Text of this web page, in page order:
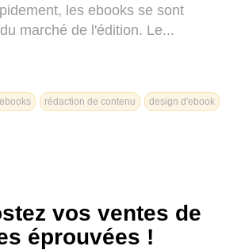
les ebooks se sont
marché de l'édition. Le...
rédaction de contenu design d'ebook
vos ventes de
éprouvées !